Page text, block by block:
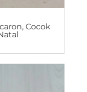
Cocok